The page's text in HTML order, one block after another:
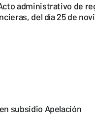
administrativo de
del día 25 de
subsidio Apelación